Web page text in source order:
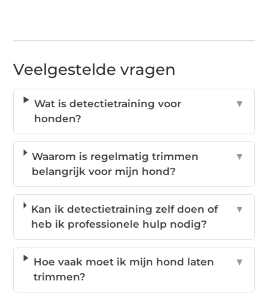
Veelgestelde vragen
Wat is detectietraining voor
honden?
▼
Waarom is regelmatig trimmen
belangrijk voor mijn hond?
▼
Kan ik detectietraining zelf doen of
heb ik professionele hulp nodig?
▼
Hoe vaak moet ik mijn hond laten
trimmen?
▼